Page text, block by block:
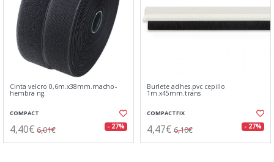
Cinta velcro 0,6m.x38mm.macho-
hembra ng.
COMPACT
4,40€ 6,01€ - 27%
Burlete adhes.pvc cepillo
1m.x45mm.trans
COMPACTFIX
4,47€ 6,10€ - 27%